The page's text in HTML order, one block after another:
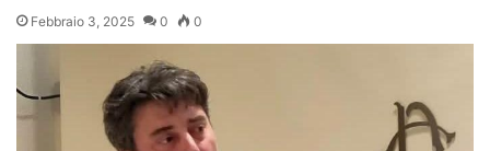
Febbraio 3, 2025 0 0